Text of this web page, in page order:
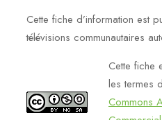
Cette fiche d’information est
télévisions communautaires
Cette fiche
les termes
Commons